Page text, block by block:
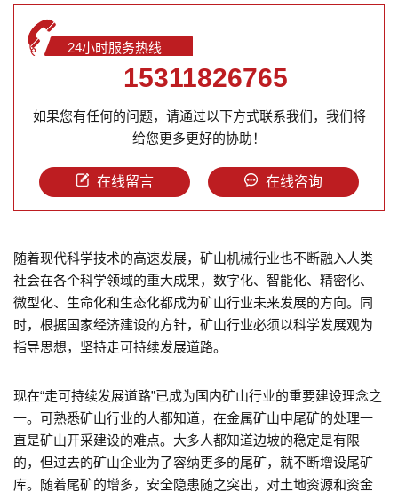
24小时服务热线
15311826765
如果您有任何的问题，请通过以下方式联系我们，我们将
给您更多更好的协助！
在线留言 在线咨询
随着现代科学技术的高速发展，矿山机械行业也不断融入人类
社会在各个科学领域的重大成果，数字化、智能化、精密化、
微型化、生命化和生态化都成为矿山行业未来发展的方向。同
时，根据国家经济建设的方针，矿山行业必须以科学发展观为
指导思想，坚持走可持续发展道路。
现在“走可持续发展道路”已成为国内矿山行业的重要建设理念之
一。可熟悉矿山行业的人都知道，在金属矿山中尾矿的处理一
直是矿山开采建设的难点。大多人都知道边坡的稳定是有限
的，但过去的矿山企业为了容纳更多的尾矿，就不断增设尾矿
库。随着尾矿的增多，安全隐患随之突出，对土地资源和资金